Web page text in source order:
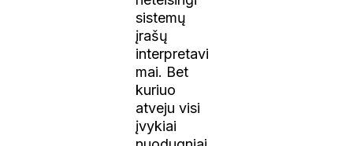
sistemų
įrašų
interpretavi
mai. Bet
kuriuo
atveju visi
įvykiai